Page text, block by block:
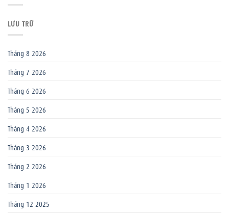
LƯU TRỮ
Tháng 8 2026
Tháng 7 2026
Tháng 6 2026
Tháng 5 2026
Tháng 4 2026
Tháng 3 2026
Tháng 2 2026
Tháng 1 2026
Tháng 12 2025